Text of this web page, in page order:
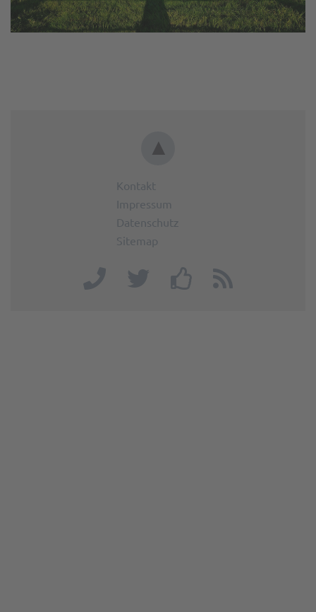
Kontakt
Impressum
Datenschutz
Sitemap
▲